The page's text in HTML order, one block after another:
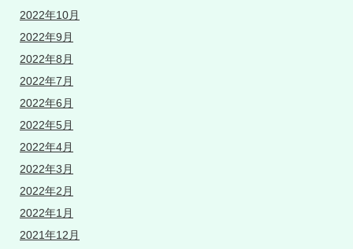
2022年10月
2022年9月
2022年8月
2022年7月
2022年6月
2022年5月
2022年4月
2022年3月
2022年2月
2022年1月
2021年12月